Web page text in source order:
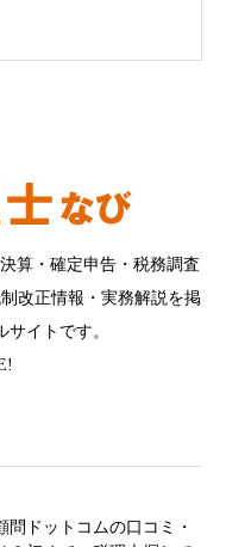
算・確定申告・税務調査
改正情報・実務解説を掲
イトです。
問ドットコムの口コミ・